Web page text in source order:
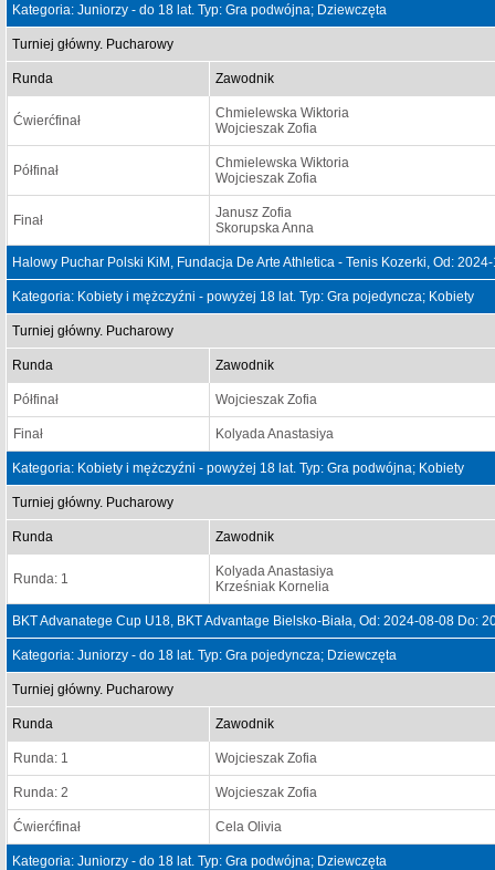
Kategoria: Juniorzy - do 18 lat. Typ: Gra podwójna; Dziewczęta
Turniej główny. Pucharowy
Runda Zawodnik
Ćwierćfinał
Chmielewska Wiktoria
Wojcieszak Zofia
Półfinał
Chmielewska Wiktoria
Wojcieszak Zofia
Finał
Janusz Zofia
Skorupska Anna
Halowy Puchar Polski KiM, Fundacja De Arte Athletica - Tenis Kozerki, Od:
Kategoria: Kobiety i mężczyźni - powyżej 18 lat. Typ: Gra pojedyncza; Kobiety
Turniej główny. Pucharowy
Runda Zawodnik
Półfinał Wojcieszak Zofia
Finał Kolyada Anastasiya
Kategoria: Kobiety i mężczyźni - powyżej 18 lat. Typ: Gra podwójna; Kobiety
Turniej główny. Pucharowy
Runda Zawodnik
Runda: 1
Kolyada Anastasiya
Krześniak Kornelia
BKT Advanatege Cup U18, BKT Advantage Bielsko-Biała, Od: 2024-08-08 Do:
Kategoria: Juniorzy - do 18 lat. Typ: Gra pojedyncza; Dziewczęta
Turniej główny. Pucharowy
Runda Zawodnik
Runda: 1 Wojcieszak Zofia
Runda: 2 Wojcieszak Zofia
Ćwierćfinał Cela Olivia
Kategoria: Juniorzy - do 18 lat. Typ: Gra podwójna; Dziewczęta